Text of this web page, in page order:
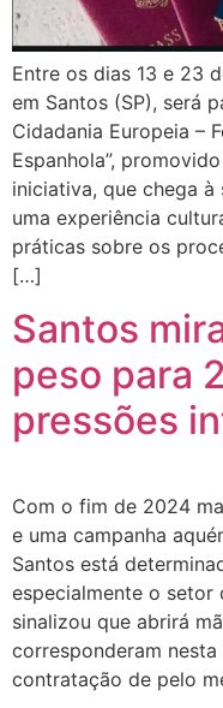
Entre os dias 13 e 23
em Santos (SP), será
Cidadania Europeia –
Espanhola”,
iniciativa, que chega à
uma experiência
práticas sobre os
[…]
Santos
peso para
pressões
Com o fim de 2024
e uma campanha
Santos está
especialmente o setor
sinalizou que abrirá
corresponderam
contratação de pelo